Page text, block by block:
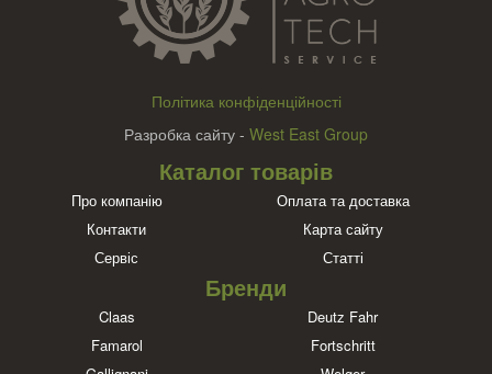
Політика конфіденційності
Разробка сайту - West East Group
Каталог товарів
Про компанію
Оплата та доставка
Контакти
Карта сайту
Сервіс
Статті
Бренди
Claas
Deutz Fahr
Famarol
Fortschritt